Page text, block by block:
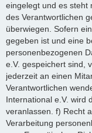
eingelegt und es steht
des Verantwortlichen
überwiegen. Sofern
gegeben ist und eine
personenbezogenen
e.V. gespeichert sind,
jederzeit an einen
Verantwortlichen
International e.V. wird
veranlassen. f) Recht
Verarbeitung